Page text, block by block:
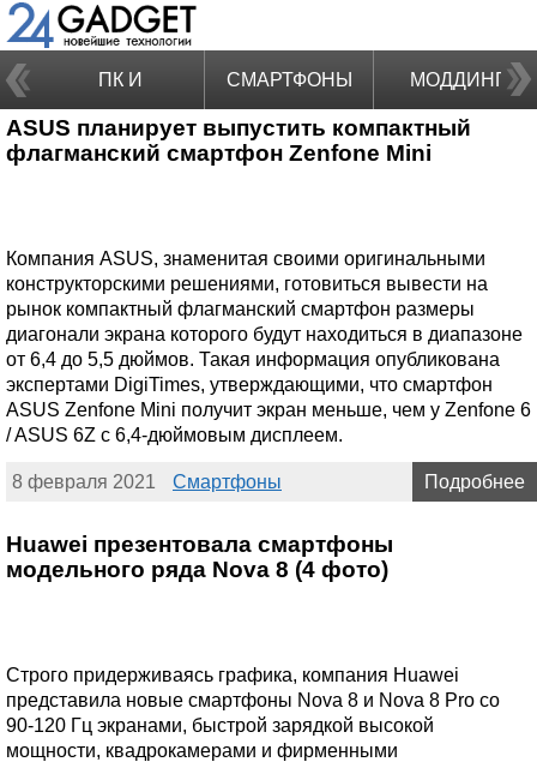
ПК И
НОУТБУКИ
СМАРТФОНЫ МОДДИНГ
ASUS планирует выпустить компактный
флагманский смартфон Zenfone Mini
Компания ASUS, знаменитая своими оригинальными
конструкторскими решениями, готовиться вывести на
рынок компактный флагманский смартфон размеры
диагонали экрана которого будут находиться в диапазоне
от 6,4 до 5,5 дюймов. Такая информация опубликована
экспертами DigiTimes, утверждающими, что смартфон
ASUS Zenfone Mini получит экран меньше, чем у Zenfone 6
/ ASUS 6Z с 6,4-дюймовым дисплеем.
8 февраля 2021 Смартфоны Подробнее
Huawei презентовала смартфоны
модельного ряда Nova 8 (4 фото)
Строго придерживаясь графика, компания Huawei
представила новые смартфоны Nova 8 и Nova 8 Pro со
90-120 Гц экранами, быстрой зарядкой высокой
мощности, квадрокамерами и фирменными